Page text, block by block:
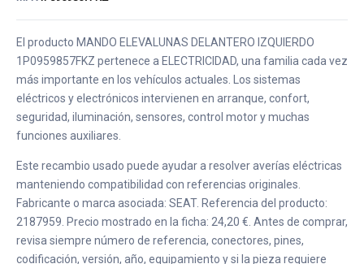
El producto MANDO ELEVALUNAS DELANTERO IZQUIERDO
1P0959857FKZ pertenece a ELECTRICIDAD, una familia cada vez
más importante en los vehículos actuales. Los sistemas
eléctricos y electrónicos intervienen en arranque, confort,
seguridad, iluminación, sensores, control motor y muchas
funciones auxiliares.
Este recambio usado puede ayudar a resolver averías eléctricas
manteniendo compatibilidad con referencias originales.
Fabricante o marca asociada: SEAT. Referencia del producto:
2187959. Precio mostrado en la ficha: 24,20 €. Antes de comprar,
revisa siempre número de referencia, conectores, pines,
codificación, versión, año, equipamiento y si la pieza requiere